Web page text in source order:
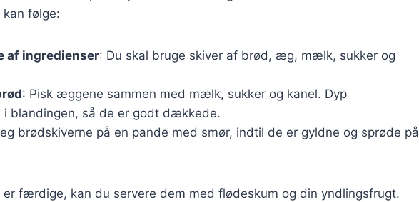
følge:
af ingredienser: Du skal bruge skiver af brød, æg, mælk, sukker og
: Pisk æggene sammen med mælk, sukker og kanel. Dyp
i blandingen, så de er godt dækkede.
brødskiverne på en pande med smør, indtil de er gyldne og sprøde på
er færdige, kan du servere dem med flødeskum og din yndlingsfrugt.